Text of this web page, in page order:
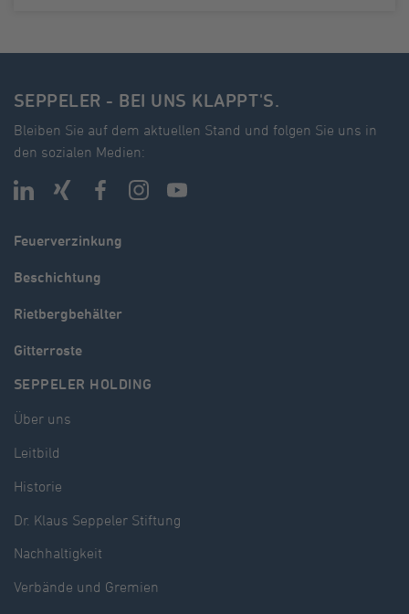
SEPPELER - BEI UNS KLAPPT'S.
Bleiben Sie auf dem aktuellen Stand und folgen Sie uns in
den sozialen Medien:
Feuerverzinkung
Beschichtung
Rietbergbehälter
Gitterroste
SEPPELER HOLDING
Über uns
Leitbild
Historie
Dr. Klaus Seppeler Stiftung
Nachhaltigkeit
Verbände und Gremien